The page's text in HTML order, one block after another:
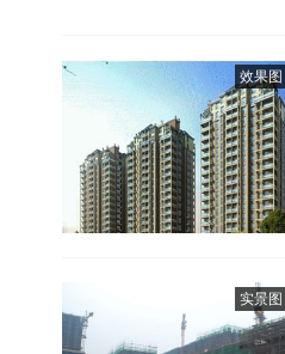
效果图
实景图